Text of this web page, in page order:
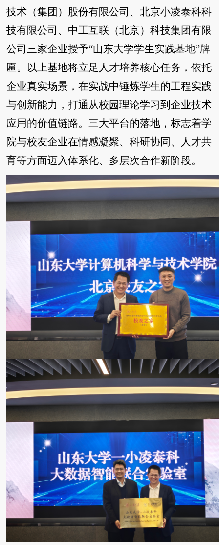
技术（集团）股份有限公司、北京小凌泰科科
技有限公司、中工互联（北京）科技集团有限
公司三家企业授予“山东大学学生实践基地”牌
匾。以上基地将立足人才培养核心任务，依托
企业真实场景，在实战中锤炼学生的工程实践
与创新能力，打通从校园理论学习到企业技术
应用的价值链路。三大平台的落地，标志着学
院与校友企业在情感凝聚、科研协同、人才共
育等方面迈入体系化、多层次合作新阶段。